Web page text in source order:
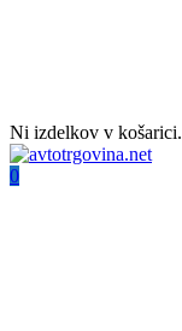
Ni izdelkov v košarici.
0